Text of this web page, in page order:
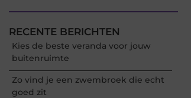
RECENTE BERICHTEN
Kies de beste veranda voor jouw
buitenruimte
Zo vind je een zwembroek die echt
goed zit